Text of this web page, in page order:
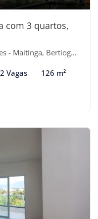
com 3 quartos,
Maitinga, Bertioga-SP
2 Vagas 126 m²